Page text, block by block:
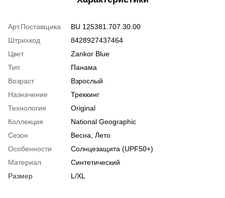
Арт.Поставщика
BU 125381.707.30.00
Штрихкод
8428927437464
Цвет
Zankor Blue
Тип
Панама
Возраст
Взрослый
Назначение
Треккинг
Технология
Original
Коллекция
National Geographic
Сезон
Весна, Лето
Особенности
Солнцезащита (UPF50+)
Материал
Синтетический
Размер
L/XL